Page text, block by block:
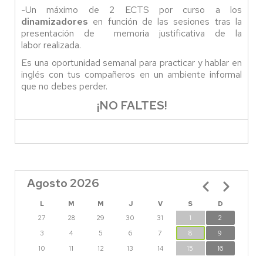
-Un máximo de 2 ECTS por curso a los
dinamizadores en función de las sesiones tras la
presentación de memoria justificativa de la
labor realizada.
Es una oportunidad semanal para practicar y hablar en
inglés con tus compañeros en un ambiente informal
que no debes perder.
¡NO FALTES!
Agosto 2026
L M M J V S
D
27
28 29 30 31 1
2
3
4 5 6 7 8
9
10
11 12 13 14 15
16
Paginación